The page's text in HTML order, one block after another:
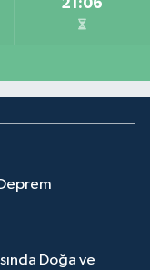
Doğa ve